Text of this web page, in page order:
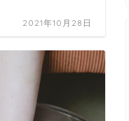
2021年10月28日